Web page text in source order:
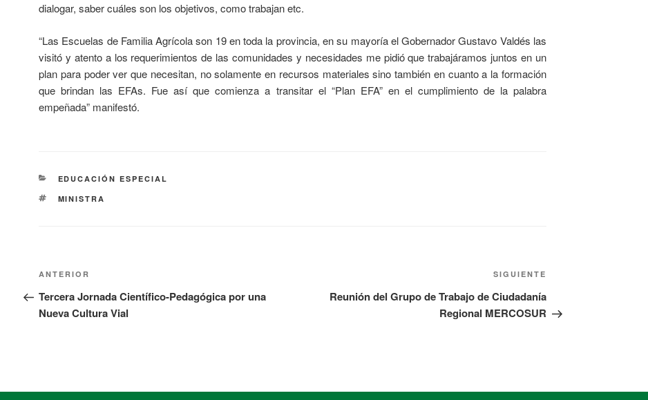
dialogar, saber cuáles son los objetivos, como trabajan etc.
“Las Escuelas de Familia Agrícola son 19 en toda la provincia, en su mayoría el Gobernador Gustavo Valdés las
visitó y atento a los requerimientos de las comunidades y necesidades me pidió que trabajáramos juntos en un
plan para poder ver que necesitan, no solamente en recursos materiales sino también en cuanto a la formación
que brindan las EFAs. Fue así que comienza a transitar el “Plan EFA” en el cumplimiento de la palabra
empeñada” manifestó.
EDUCACIÓN ESPECIAL
MINISTRA
ANTERIOR
Tercera Jornada Científico-Pedagógica por una
Nueva Cultura Vial
SIGUIENTE
Reunión del Grupo de Trabajo de Ciudadanía
Regional MERCOSUR